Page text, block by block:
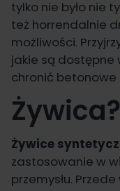
tylko nie było nie
też horrendalnie
możliwości.
jakie są dostępne
chronić betonowe
Żywica?
Żywice
zastosowanie w
przemysłu.